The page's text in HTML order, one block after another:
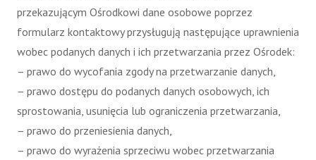
przekazującym Ośrodkowi dane osobowe poprzez
formularz kontaktowy przysługują następujące uprawnienia
wobec podanych danych i ich przetwarzania przez Ośrodek:
– prawo do wycofania zgody na przetwarzanie danych,
– prawo dostępu do podanych danych osobowych, ich
sprostowania, usunięcia lub ograniczenia przetwarzania,
– prawo do przeniesienia danych,
– prawo do wyrażenia sprzeciwu wobec przetwarzania